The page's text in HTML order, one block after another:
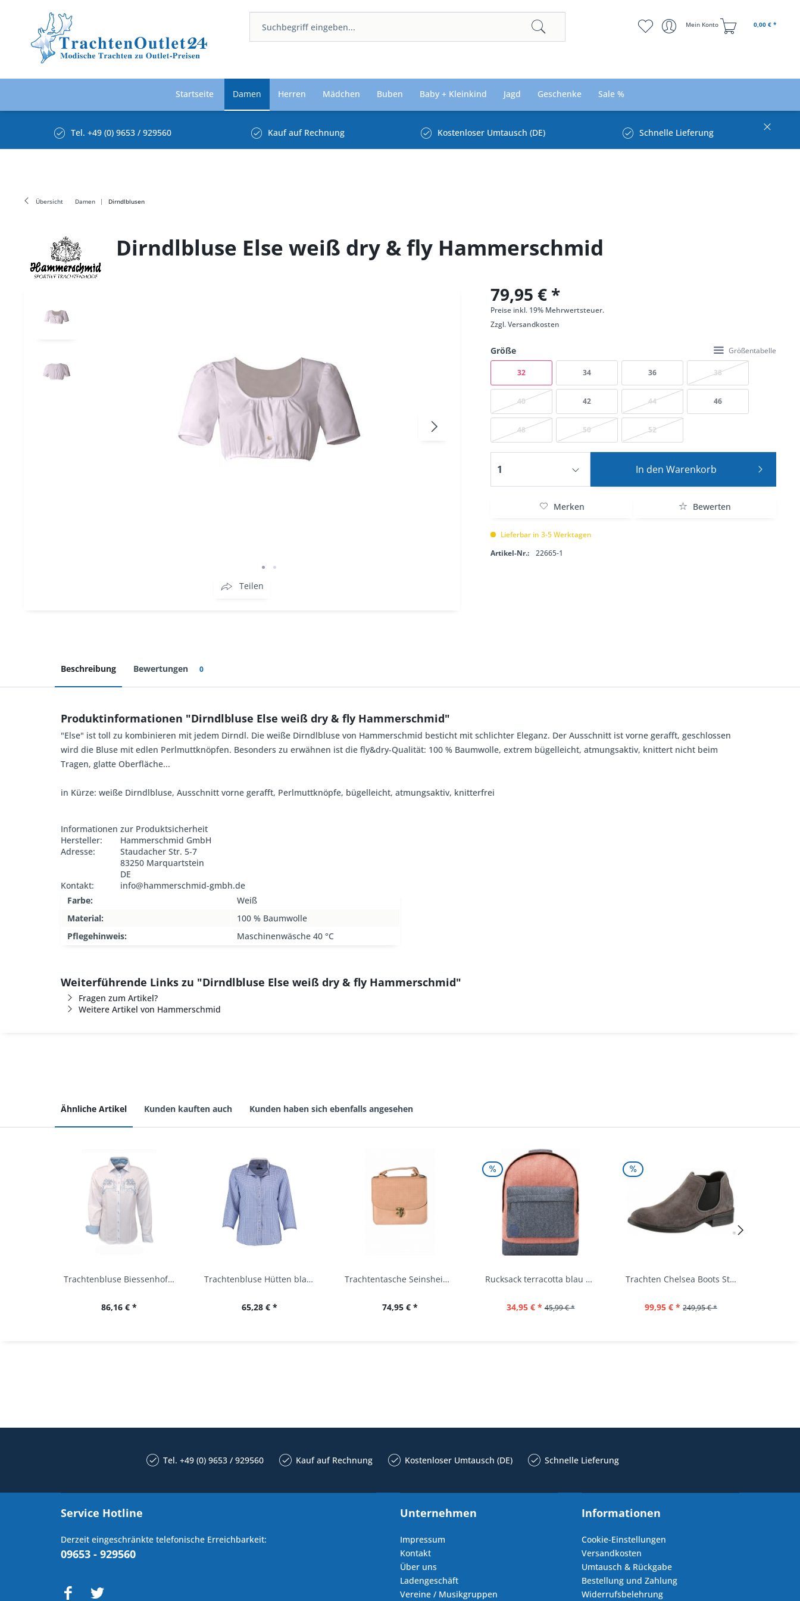
Mein Konto 0,00 € *
Startseite Damen Herren Mädchen Buben Baby + Kleinkind Jagd Geschenke Sale %
Tel. +49 (0) 9653 / 929560 Kauf auf Rechnung Kostenloser Umtausch (DE) Schnelle Lieferung
Übersicht Damen Dirndlblusen
Dirndlbluse Else weiß dry & fly Hammerschmid
Teilen
79,95 € *
Preise inkl. 19% Mehrwertsteuer.
Zzgl.Versandkosten
Größe Größentabelle
32 34 36 38
40 42 44 46
48 50 52
In den Warenkorb
Merken Bewerten
Lieferbar in 3-5 Werktagen
Artikel-Nr.:
22665-1
Beschreibung Bewertungen 0
Produktinformationen "Dirndlbluse Else weiß dry & fly Hammerschmid"
"Else" ist toll zu kombinieren mit jedem Dirndl. Die weiße Dirndlbluse von Hammerschmid besticht mit schlichter Eleganz. Der Ausschnitt ist vorne gerafft, geschlossen
wird die Bluse mit edlen Perlmuttknöpfen. Besonders zu erwähnen ist die fly&dry-Qualität: 100 % Baumwolle, extrem bügelleicht, atmungsaktiv, knittert nicht beim
Tragen, glatte Oberfläche...
in Kürze: weiße Dirndlbluse, Ausschnitt vorne gerafft, Perlmuttknöpfe, bügelleicht, atmungsaktiv, knitterfrei
Informationen zur Produktsicherheit
Hersteller:
Hammerschmid GmbH
Adresse:
Staudacher Str. 5-7
83250 Marquartstein
DE
Kontakt:
info@hammerschmid-gmbh.de
Farbe:
Weiß
Material:
100 % Baumwolle
Pflegehinweis:
Maschinenwäsche 40 °C
Weiterführende Links zu "Dirndlbluse Else weiß dry & fly Hammerschmid"
Fragen zum Artikel?
Weitere Artikel von Hammerschmid
Ähnliche Artikel Kunden kauften auch Kunden haben sich ebenfalls angesehen
Trachtenbluse Biessenhofen weiß Langarm OS...
86,16 € *
Trachtenbluse Hütten blau 7/8 Arm OS Trachten
65,28 € *
Trachtentasche Seinsheim lachs rosa Werner...
74,95 € *
Rucksack terracotta blau navy Mi-Pac...
34,95 € * 45,99 € *
Trachten Chelsea Boots Stiefel Fürstenstein...
99,95 € * 249,95 € *
Tel. +49 (0) 9653 / 929560 Kauf auf Rechnung Kostenloser Umtausch (DE) Schnelle Lieferung
Service Hotline
Derzeit eingeschränkte telefonische Erreichbarkeit:
09653 - 929560
Unternehmen
Impressum
Kontakt
Über uns
Ladengeschäft
Vereine / Musikgruppen
Informationen
Cookie-Einstellungen
Versandkosten
Umtausch & Rückgabe
Bestellung und Zahlung
Widerrufsbelehrung